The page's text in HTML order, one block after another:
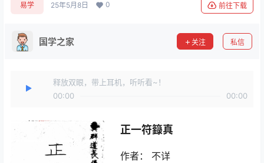
易学 25年5月8日 0 前往下载
国学之家 关注 私信
释放双眼，带上耳机，听听看~！
00:00
00:00
正一符籙真
作者： 不详